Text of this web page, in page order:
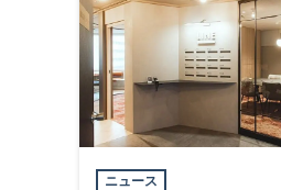
ニュース